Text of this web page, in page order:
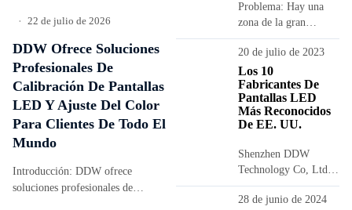
• 22 de julio de 2026
DDW Ofrece Soluciones
Profesionales De
Calibración De Pantallas
LED Y Ajuste Del Color
Para Clientes De Todo El
Mundo
Introducción: DDW ofrece
soluciones profesionales de
Problema: Hay una
zona de la gran
pantalla LED en la
que la visualización de
la placa es anómala,
por ejemplo,...
20 de julio de 2023
Los 10
Fabricantes De
Pantallas LED
Más Reconocidos
De EE. UU.
Shenzhen DDW
Technology Co, Ltd
es un fabricante y
desarrollador
28 de junio de 2024